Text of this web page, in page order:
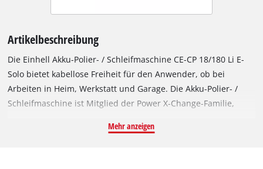
Artikelbeschreibung
Die Einhell Akku-Polier- / Schleifmaschine CE-CP 18/180 Li E-
Solo bietet kabellose Freiheit für den Anwender, ob bei
Arbeiten in Heim, Werkstatt und Garage. Die Akku-Polier- /
Schleifmaschine ist Mitglied der Power X-Change-Familie,
verwendet werden. Angetrieben wird das Gerät von dem
Mehr anzeigen